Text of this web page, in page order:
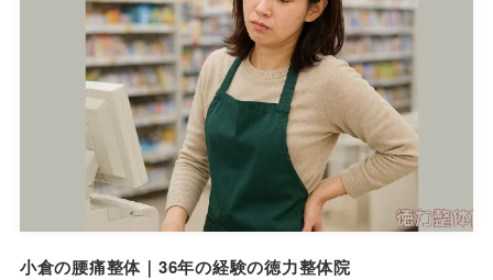
小倉の腰痛整体｜36年の経験の徳力整体院